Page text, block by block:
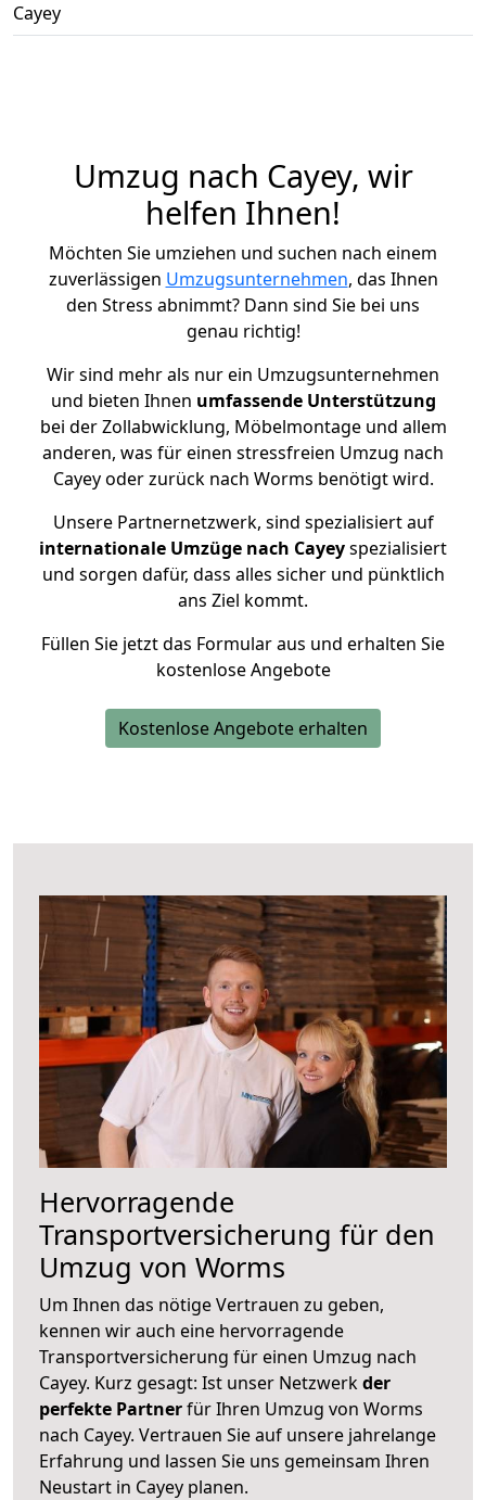
Cayey
Umzug nach Cayey, wir
helfen Ihnen!
Möchten Sie umziehen und suchen nach einem
zuverlässigen Umzugsunternehmen, das Ihnen
den Stress abnimmt? Dann sind Sie bei uns
genau richtig!
Wir sind mehr als nur ein Umzugsunternehmen
und bieten Ihnen umfassende Unterstützung
bei der Zollabwicklung, Möbelmontage und allem
anderen, was für einen stressfreien Umzug nach
Cayey oder zurück nach Worms benötigt wird.
Unsere Partnernetzwerk, sind spezialisiert auf
internationale Umzüge nach Cayeyspezialisiert
und sorgen dafür, dass alles sicher und pünktlich
ans Ziel kommt.
Füllen Sie jetzt das Formular aus und erhalten Sie
kostenlose Angebote
Kostenlose Angebote erhalten
Hervorragende
Transportversicherung für den
Umzug von Worms
Um Ihnen das nötige Vertrauen zu geben,
kennen wir auch eine hervorragende
Transportversicherung für einen Umzug nach
Cayey. Kurz gesagt: Ist unser Netzwerkder
perfekte Partnerfür Ihren Umzug von Worms
nach Cayey. Vertrauen Sie auf unsere jahrelange
Erfahrung und lassen Sie uns gemeinsam Ihren
Neustart in Cayey planen.